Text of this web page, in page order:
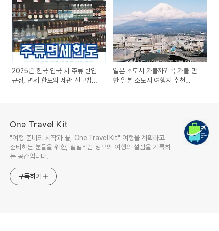
2025년 한국 입국 시 주류 반입
규정, 면세 한도와 세관 신고법까
일본 소도시 가볼까? 꼭 가볼 만
한 일본 소도시 여행지 추천
One Travel Kit
"여행 준비의 시작과 끝, One Travel Kit" 여행을 계획하고
준비하는 분들을 위한, 실질적인 정보와 여행의 설렘을 기록하
는 공간입니다.
구독하기